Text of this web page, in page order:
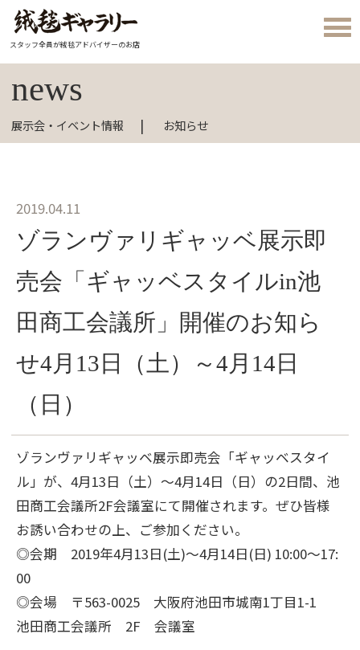
スタッフ全員が絨毯アドバイザーのお店
news
展示会・イベント情報 お知らせ
2019.04.11
ゾランヴァリギャッベ展示即
売会「ギャッベスタイルin池
田商工会議所」開催のお知ら
せ4月13日（土）～4月14日
（日）
ゾランヴァリギャッベ展示即売会「ギャッベスタイ
ル」が、4月13日（土）～4月14日（日）の2日間、池
田商工会議所2F会議室にて開催されます。ぜひ皆様
お誘い合わせの上、ご参加ください。
◎会期 2019年4月13日(土)～4月14日(日) 10:00～17:
00
◎会場 〒563-0025 大阪府池田市城南1丁目1-1
池田商工会議所 2F 会議室